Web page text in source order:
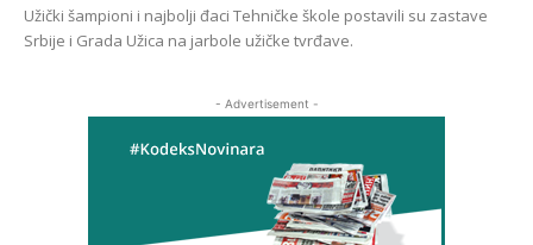
Užički šampioni i najbolji đaci Tehničke škole postavili su zastave
Srbije i Grada Užica na jarbole užičke tvrđave.
- Advertisement -